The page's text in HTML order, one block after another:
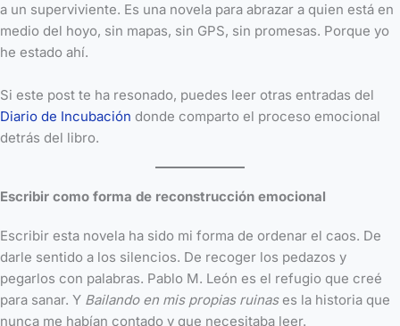
a un superviviente. Es una novela para abrazar a quien está en
medio del hoyo, sin mapas, sin GPS, sin promesas. Porque yo
he estado ahí.
Si este post te ha resonado, puedes leer otras entradas del
Diario de Incubación donde comparto el proceso emocional
detrás del libro.
Escribir como forma de reconstrucción emocional
Escribir esta novela ha sido mi forma de ordenar el caos. De
darle sentido a los silencios. De recoger los pedazos y
pegarlos con palabras. Pablo M. León es el refugio que creé
para sanar. Y Bailando en mis propias ruinases la historia que
nunca me habían contado y que necesitaba leer.